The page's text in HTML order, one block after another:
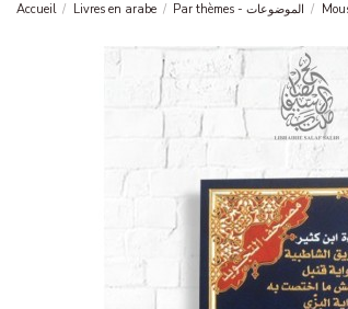
Accueil Livres en arabe Par thèmes - الموضوعات